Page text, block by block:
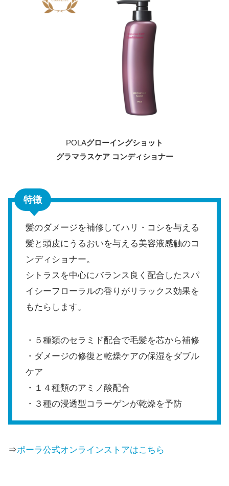
POLAグローイングショット
グラマラスケア コンディショナー
特徴
髪のダメージを補修してハリ・コシを与える
髪と頭皮にうるおいを与える美容液感触のコ
ンディショナー。
シトラスを中心にバランス良く配合したスパ
イシーフローラルの香りがリラックス効果を
もたらします。
・５種類のセラミド配合で毛髪を芯から補修
・ダメージの修復と乾燥ケアの保湿をダブル
ケア
・１４種類のアミノ酸配合
・３種の浸透型コラーゲンが乾燥を予防
⇒ポーラ公式オンラインストアはこちら